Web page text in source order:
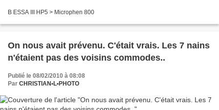
B ESSA III HP5 > Microphen 800
On nous avait prévenu. C'était vrais. Les 7 nains
n'étaient pas des voisins commodes..
Publié le 08/02/2010 à 08:08
Par CHRISTIAN•L•PHOTO